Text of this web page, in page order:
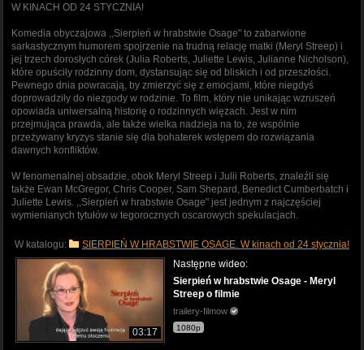
W KINACH OD 24 STYCZNIA!
Komedia obyczajowa ,,Sierpień w hrabstwie Osage" to zabarwione
sarkastycznym humorem spojrzenie na trudną relację matki (Meryl Streep) i
jej trzech dorosłych córek (Julia Roberts, Juliette Lewis, Julianne Nicholson),
które opuściły rodzinny dom, dystansując się od bliskich i od przeszłości.
Pewnego dnia powracają, by zmierzyć się z emocjami, które niegdyś
doprowadziły do niezgody w rodzinie. To film, który nie unikając wzruszeń
opowiada uniwersalną historię o rodzinnych więzach. Jest w nim
przejmująca prawda, ale także wielka nadzieja na to, że wspólnie
przeżywany kryzys stanie się dla bohaterek wstępem do rozwiązania
dawnych konfliktów.
W fenomenalnej obsadzie, obok Meryl Streep i Julii Roberts, znaleźli się
także Ewan McGregor, Chris Cooper, Sam Shepard, Benedict Cumberbatch i
Juliette Lewis. ,,Sierpień w hrabstwie Osage" jest jednym z najczęściej
wymienianych tytułów w tegorocznych oscarowych spekulacjach.
W katalogu: SIERPIEŃ W HRABSTWIE OSAGE. W kinach od 24 stycznia!
03:17
Następne wideo:
Sierpień w hrabstwie Osage - Meryl
Streep o filmie
trailery-filmow
1080p